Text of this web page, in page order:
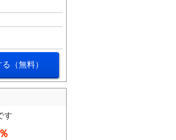
（無料）
す